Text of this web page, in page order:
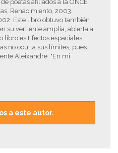
poetas afiliados a la ONCE
Renacimiento, 2003.
Este libro obtuvo también
su vertiente amplia, abierta a
libro es Efectos espaciales,
no oculta sus límites, pues
Aleixandre: "En mi
a este autor.